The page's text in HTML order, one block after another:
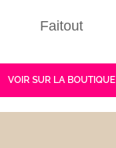
Faitout
VOIR SUR LA BOUTIQUE